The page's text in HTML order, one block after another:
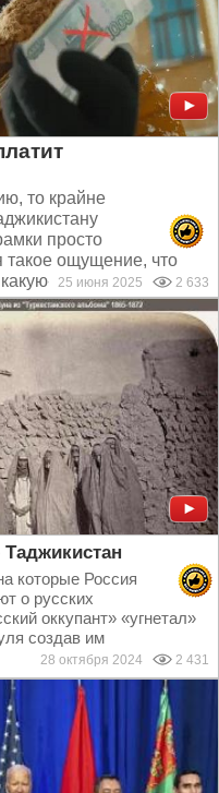
то крайне
просто
ощущение, что
то контрибуцию...
25 июня 2025 2 633
Таджикистан
которые Россия
о русских
оккупант» «угнетал»
создав им
28 октября 2024 2 431